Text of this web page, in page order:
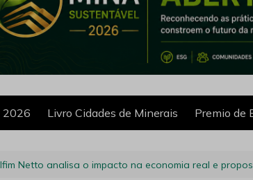
2026 Livro Cidades de Minerais Premio de
Netto analisa o impacto na economia real e